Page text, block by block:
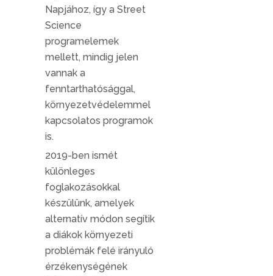
Napjához, így a Street
Science
programelemek
mellett, mindig jelen
vannak a
fenntarthatósággal,
környezetvédelemmel
kapcsolatos programok
is.
2019-ben ismét
különleges
foglakozásokkal
készülünk, amelyek
alternatív módon segítik
a diákok környezeti
problémák felé irányuló
érzékenységének